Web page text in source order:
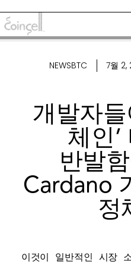
NEWSBTC 7월 2,
개발자들
체인
반발
Cardano
정
이것이 일반적인 시장